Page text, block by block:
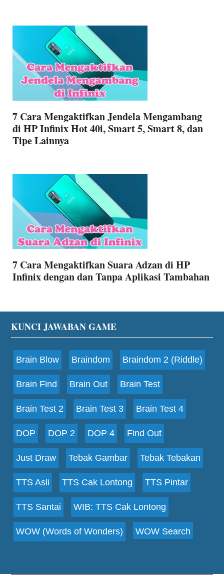
7 Cara Mengaktifkan Jendela Mengambang
di HP Infinix Hot 40i, Smart 5, Smart 8, dan
Tipe Lainnya
7 Cara Mengaktifkan Suara Adzan di HP
Infinix dengan dan Tanpa Aplikasi Tambahan
Footer
KUNCI JAWABAN GAME
Brain Blow Braindom Braindom 2 (Riddle)
Brain Find Brain Out Brain Test
Brain Test 2 Brain Test 3 Brain Test 4
DOP DOP 2 DOP 4 Find Out
Just Draw Tebak Gambar Tebak Tebakan
TTS Asli TTS Cak Lontong TTS Pintar
TTS Santai WIB: TTS Cak Lontong
WOW (Words of Wonders) WOW Search